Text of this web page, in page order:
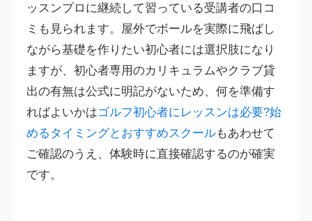
ッスンプロに継続して習っている受講者の口コ
ミも見られます。屋外でボールを実際に飛ばし
ながら基礎を作りたい初心者には選択肢になり
ますが、初心者専用のカリキュラムやクラブ貸
出の有無は公式に明記がないため、何を準備す
ればよいかはゴルフ初心者にレッスンは必要?始
めるタイミングとおすすめスクールもあわせて
ご確認のうえ、体験時に直接確認するのが確実
です。